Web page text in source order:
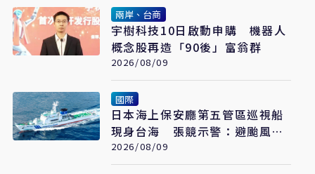
兩岸、台商
宇樹科技10日啟動申購 機器人
概念股再造「90後」富翁群
2026/08/09
國際
日本海上保安廳第五管區巡視船
現身台海 張競示警：避颱風也
要關注航行動向
2026/08/09